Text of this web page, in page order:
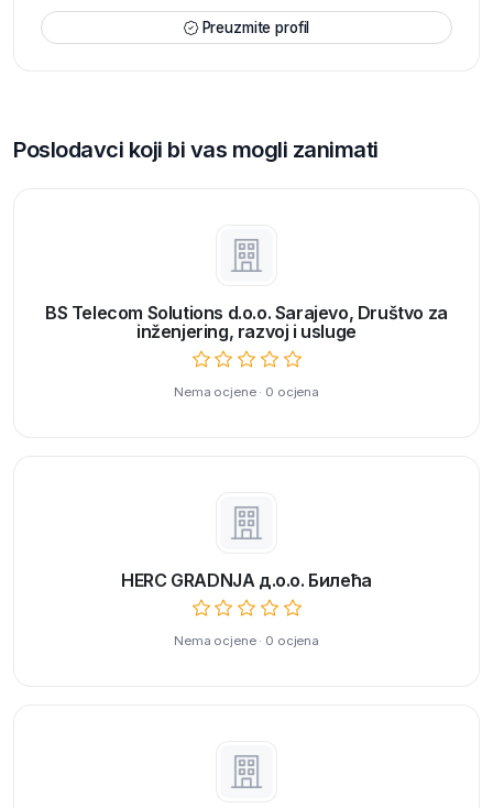
Preuzmite profil
Poslodavci koji bi vas mogli zanimati
BS Telecom Solutions d.o.o. Sarajevo, Društvo za
inženjering, razvoj i usluge
Nema ocjene · 0 ocjena
HERC GRADNJA д.о.о. Билећа
Nema ocjene · 0 ocjena